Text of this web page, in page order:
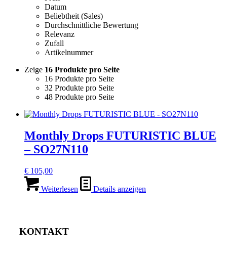
Datum
Beliebtheit (Sales)
Durchschnittliche Bewertung
Relevanz
Zufall
Artikelnummer
Zeige 16 Produkte pro Seite
16 Produkte pro Seite
32 Produkte pro Seite
48 Produkte pro Seite
Monthly Drops FUTURISTIC BLUE
– SO27N110
€ 105,00
Weiterlesen Details anzeigen
KONTAKT